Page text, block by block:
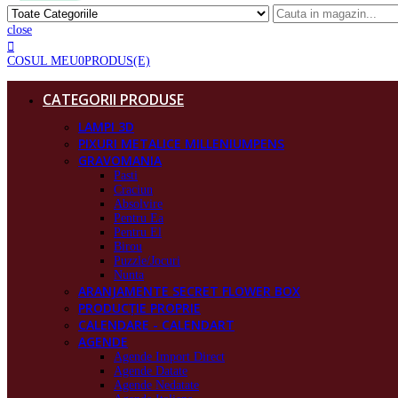
close
COSUL MEU0PRODUS(E)
CATEGORII PRODUSE
LAMPI 3D
PIXURI METALICE MILLENIUMPENS
GRAVOMANIA
Pasti
Craciun
Absolvire
Pentru Ea
Pentru El
Birou
Puzzle/Jocuri
Nunta
ARANJAMENTE SECRET FLOWER BOX
PRODUCŢIE PROPRIE
CALENDARE - CALENDART
AGENDE
Agende Import Direct
Agende Datate
Agende Nedatate